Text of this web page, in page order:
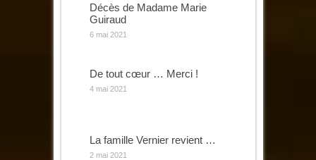
Décès de Madame Marie
Guiraud
6 mai 2021
De tout cœur … Merci !
4 mai 2021
La famille Vernier revient …
2 mai 2021